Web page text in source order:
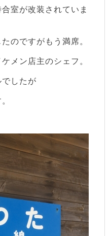
室が改装されていま
のですがもう満席。
メン店主のシェフ。
したが